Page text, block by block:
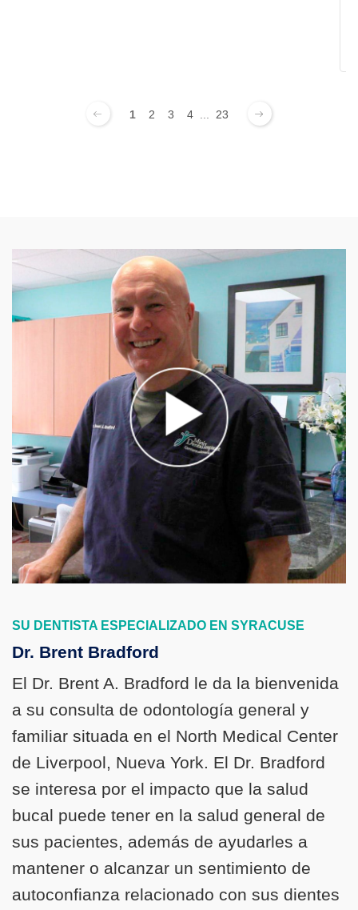
1 2 3 4 23
SU DENTISTA ESPECIALIZADO EN SYRACUSE
Dr. Brent Bradford
El Dr. Brent A. Bradford le da la bienvenida
a su consulta de odontología general y
familiar situada en el North Medical Center
de Liverpool, Nueva York. El Dr. Bradford
se interesa por el impacto que la salud
bucal puede tener en la salud general de
sus pacientes, además de ayudarles a
mantener o alcanzar un sentimiento de
autoconfianza relacionado con sus dientes